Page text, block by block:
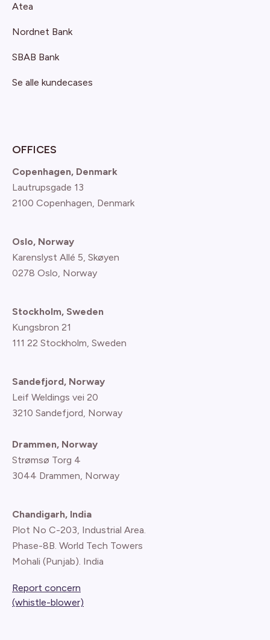
Atea
Nordnet Bank
SBAB Bank
Se alle kundecases
OFFICES
Copenhagen, Denmark
Lautrupsgade 13
2100 Copenhagen, Denmark
Oslo, Norway
Karenslyst Allé 5, Skøyen
0278 Oslo, Norway
Stockholm, Sweden
Kungsbron 21
111 22 Stockholm, Sweden
Sandefjord, Norway
Leif Weldings vei 20
3210 Sandefjord, Norway
Drammen, Norway
Strømsø Torg 4
3044 Drammen, Norway
Chandigarh, India
Plot No C-203, Industrial Area.
Phase-8B. World Tech Towers
Mohali (Punjab). India
Report concern
(whistle-blower)